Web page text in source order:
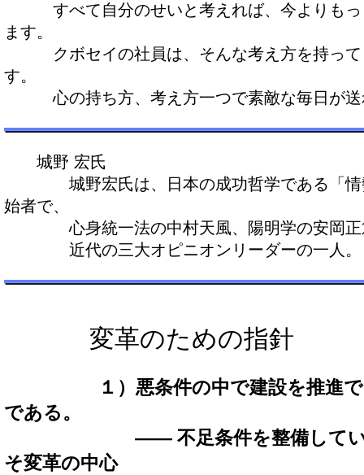
すべて自分のせいと考えれば、今よりもっ
ます。
クボセイの社員は、そんな考え方を持って
す。
心の持ち方、考え方一つで素敵な毎日が送
城野 宏氏
城野宏氏は、日本の成功哲学である「情
始者で、
心身統一法の中村天風、陽明学の安岡正
近代の三大オピニオンリーダーの一人。
変革のための指針
１）悪条件の中で建設を推進
である。
―― 不足条件を整備していく“
そ変革の中心